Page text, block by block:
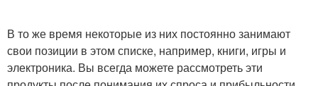
В то же время некоторые из них постоянно занимают
свои позиции в этом списке, например, книги, игры и
электроника. Вы всегда можете рассмотреть эти